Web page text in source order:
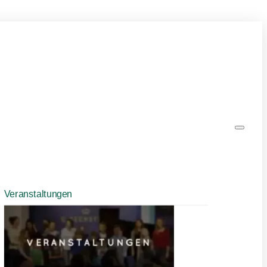
Veranstaltungen